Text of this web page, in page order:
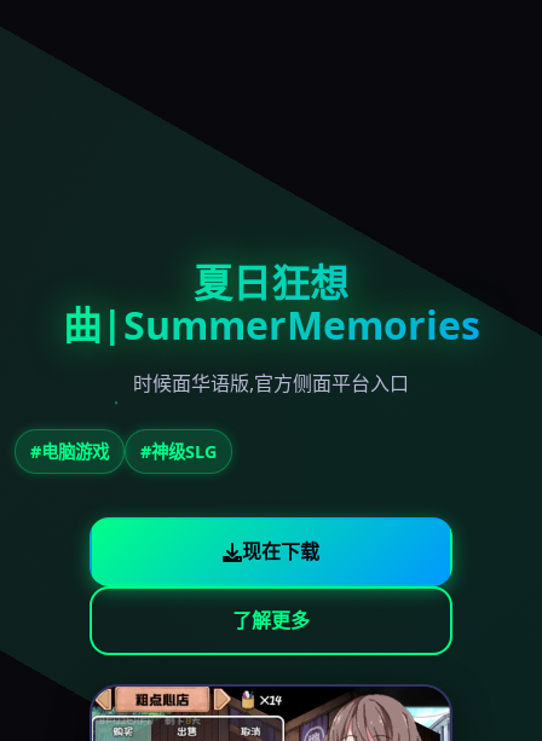
夏日狂想
曲|SummerMemories
时候面华语版,官方侧面平台入口
#电脑游戏 #神级SLG
现在下载
了解更多